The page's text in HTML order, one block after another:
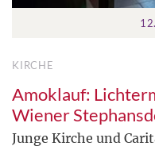
KIRCHE
Amoklauf:
Wiener
Junge Kirche und